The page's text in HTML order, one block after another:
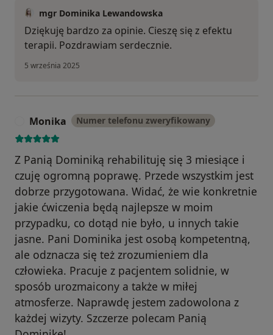
mgr Dominika Lewandowska
Dziękuję bardzo za opinie. Cieszę się z efektu
terapii. Pozdrawiam serdecznie.
5 września 2025
Monika Numer telefonu zweryfikowany
Z Panią Dominiką rehabilituję się 3 miesiące i
czuję ogromną poprawę. Przede wszystkim jest
dobrze przygotowana. Widać, że wie konkretnie
jakie ćwiczenia będą najlepsze w moim
przypadku, co dotąd nie było, u innych takie
jasne. Pani Dominika jest osobą kompetentną,
ale odznacza się też zrozumieniem dla
człowieka. Pracuje z pacjentem solidnie, w
sposób urozmaicony a także w miłej
atmosferze. Naprawdę jestem zadowolona z
każdej wizyty. Szczerze polecam Panią